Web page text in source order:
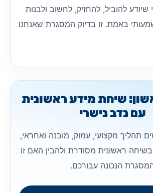
להוביל, להחזיק, לחשוב ולבנות
באמת. זו בדיוק המסגרת שאנחנו
שיחת מידע ראשונית
עם נדב נישרי
תהליך מקצועי, עמוק, מובנה ואחראי,
ראשונית מסודרת ולהבין האם זו
הנכונה עבורכם.